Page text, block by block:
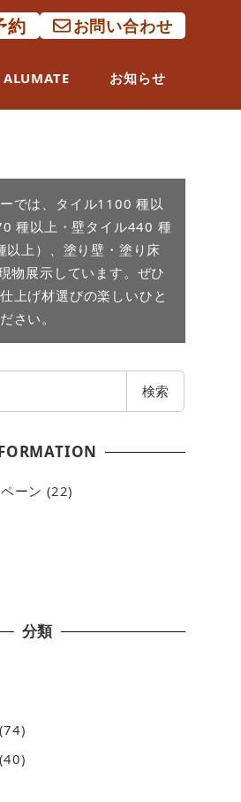
約 お問い合わせ
ALUMATE お知らせ
では、タイル1100 種以
種以上・壁タイル440 種
以上）、塗り壁・塗り床
物展示しています。ぜひ
上げ材選びの楽しいひと
さい。
検索
ーン (22)
分類
(74)
(40)